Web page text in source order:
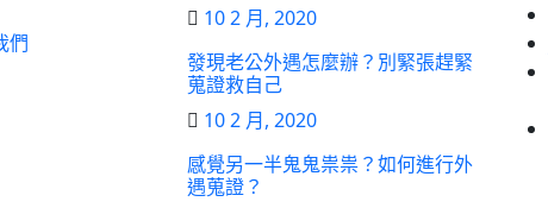
們
10 2 月, 2020
發現老公外遇怎麼辦？別緊張趕緊
蒐證救自己
10 2 月, 2020
感覺另一半鬼鬼祟祟？如何進行外
遇蒐證？